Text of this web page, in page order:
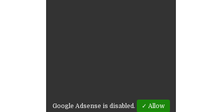
Google Adsense is disabled. ✓ Allow